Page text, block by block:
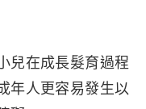
兒在成長髮育過程
年人更容易發生以